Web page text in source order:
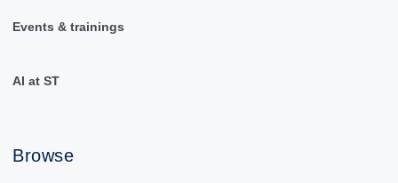
Events & trainings
AI at ST
Browse